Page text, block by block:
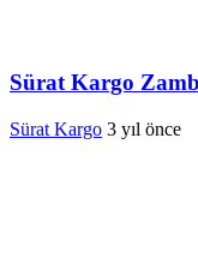
Sürat Kargo
Sürat Kargo 3 yıl önce